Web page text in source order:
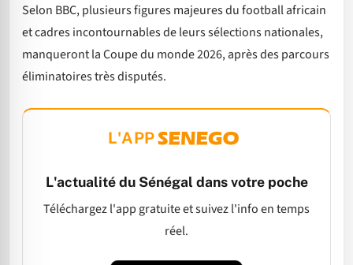
Selon BBC, plusieurs figures majeures du football africain
et cadres incontournables de leurs sélections nationales,
manqueront la Coupe du monde 2026, après des parcours
éliminatoires très disputés.
L'APP
L'actualité du Sénégal dans votre poche
Téléchargez l'app gratuite et suivez l'info en temps
réel.